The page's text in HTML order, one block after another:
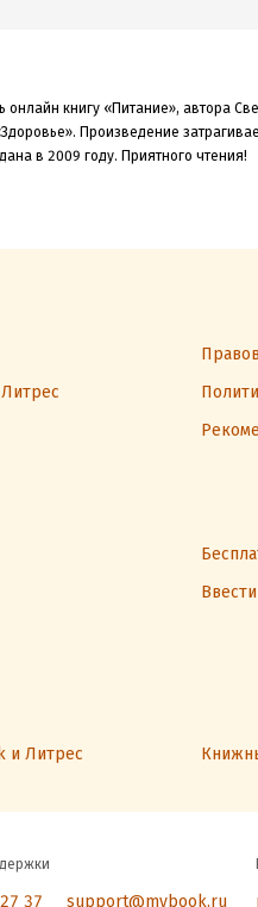
онлайн книгу «Питание», автора
. Произведение
в 2009 году. Приятного чтения!
и Литрес
37 support@mybook.ru